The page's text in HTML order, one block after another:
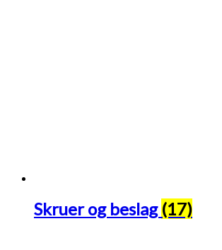
Skruer og beslag (17)